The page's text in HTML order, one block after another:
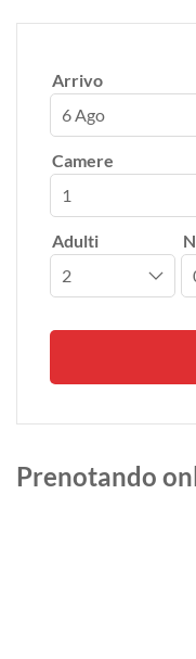
Arrivo
6 Ago
Camere
Adulti
Prenotando